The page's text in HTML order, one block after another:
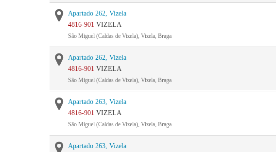
Apartado 262, Vizela
4816-901 VIZELA
São Miguel (Caldas de Vizela), Vizela, Braga
Apartado 262, Vizela
4816-901 VIZELA
São Miguel (Caldas de Vizela), Vizela, Braga
Apartado 263, Vizela
4816-901 VIZELA
São Miguel (Caldas de Vizela), Vizela, Braga
Apartado 263, Vizela